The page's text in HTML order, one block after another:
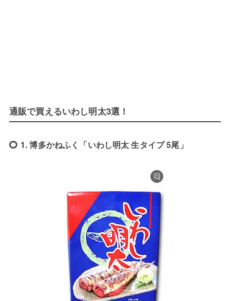
通販で買えるいわし明太3選！
1. 博多かねふく「いわし明太 生タイプ 5尾」